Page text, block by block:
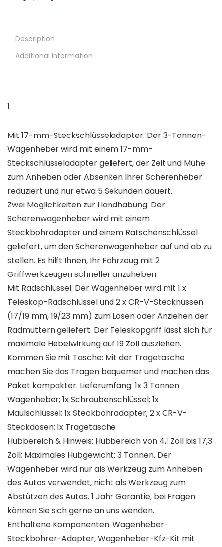
Description
Additional information
1
Mit 17-mm-Steckschlüsseladapter: Der 3-Tonnen-
Wagenheber wird mit einem 17-mm-
Steckschlüsseladapter geliefert, der Zeit und Mühe
zum Anheben oder Absenken Ihrer Scherenheber
reduziert und nur etwa 5 Sekunden dauert.
Zwei Möglichkeiten zur Handhabung: Der
Scherenwagenheber wird mit einem
Steckbohradapter und einem Ratschenschlüssel
geliefert, um den Scherenwagenheber auf und ab zu
stellen. Es hilft Ihnen, Ihr Fahrzeug mit 2
Griffwerkzeugen schneller anzuheben.
Mit Radschlüssel: Der Wagenheber wird mit 1 x
Teleskop-Radschlüssel und 2 x CR-V-Stecknüssen
(17/19 mm, 19/23 mm) zum Lösen oder Anziehen der
Radmuttern geliefert. Der Teleskopgriff lässt sich für
maximale Hebelwirkung auf 19 Zoll ausziehen.
Kommen Sie mit Tasche: Mit der Tragetasche
machen Sie das Tragen bequemer und machen das
Paket kompakter. Lieferumfang: 1x 3 Tonnen
Wagenheber; 1x Schraubenschlüssel; 1x
Maulschlüssel; 1x Steckbohradapter; 2 x CR-V-
Steckdosen; 1x Tragetasche
Hubbereich & Hinweis: Hubbereich von 4,1 Zoll bis 17,3
Zoll; Maximales Hubgewicht: 3 Tonnen. Der
Wagenheber wird nur als Werkzeug zum Anheben
des Autos verwendet, nicht als Werkzeug zum
Abstützen des Autos. 1 Jahr Garantie, bei Fragen
können Sie sich gerne an uns wenden.
Enthaltene Komponenten: Wagenheber-
Steckbohrer-Adapter, Wagenheber-Kfz-Kit mit